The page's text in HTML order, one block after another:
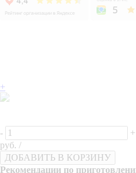
+
-
+
руб. /
ДОБАВИТЬ В КОРЗИНУ
Рекомендации по